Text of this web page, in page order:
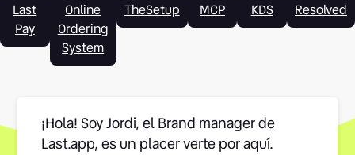
Last
Pay
Online
Ordering
System
TheSetup MCP KDS Resolved
¡Hola! Soy Jordi, el Brand manager de
Last.app, es un placer verte por aquí.